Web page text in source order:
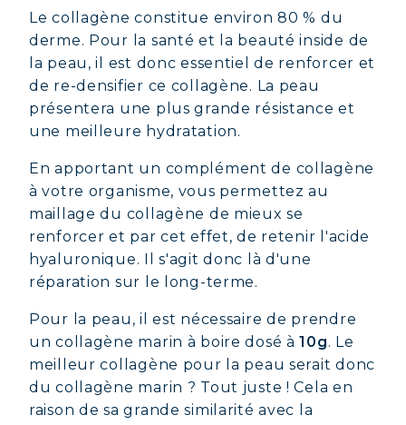
Le collagène constitue environ 80 % du
derme. Pour la santé et la beauté inside de
la peau, il est donc essentiel de renforcer et
de re-densifier ce collagène. La peau
présentera une plus grande résistance et
une meilleure hydratation.
En apportant un complément de collagène
à votre organisme, vous permettez au
maillage du collagène de mieux se
renforcer et par cet effet, de retenir l'acide
hyaluronique. Il s'agit donc là d'une
réparation sur le long-terme.
Pour la peau, il est nécessaire de prendre
un collagène marin à boire dosé à10g. Le
meilleur collagène pour la peau serait donc
du collagène marin ? Tout juste ! Cela en
raison de sa grande similarité avec la